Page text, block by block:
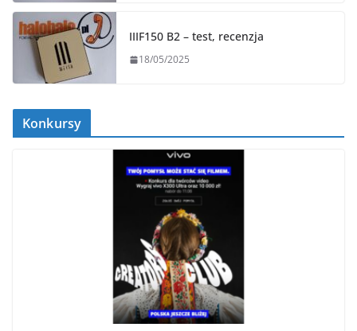
IIIF150 B2 – test, recenzja
18/05/2025
Konkursy